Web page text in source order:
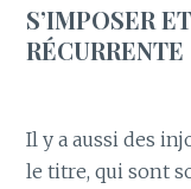
S’IMPOSER
RÉCURRENTE
Il y a aussi des
le titre, qui sont